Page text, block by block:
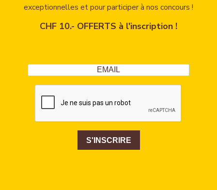
exceptionnelles et pour participer à nos concours !
CHF 10.- OFFERTS à l'inscription !
S'INSCRIRE